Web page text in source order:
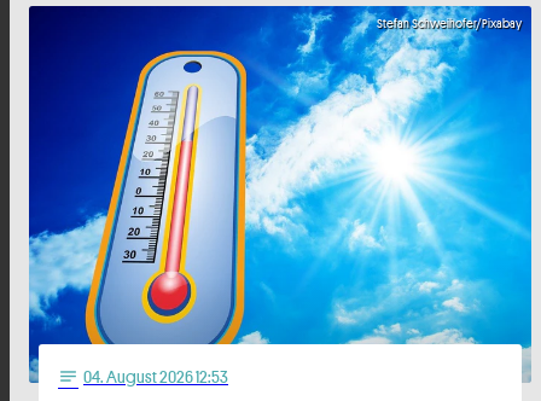
Stefan Schweihofer/Pixabay
notes 04. August 2026 12:53